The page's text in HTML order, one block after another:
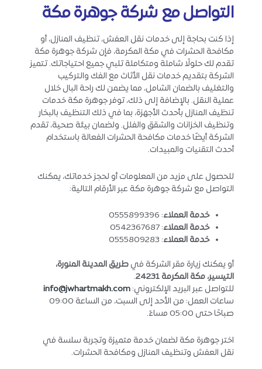
التواصل مع شركة جوهرة مكة
إذا كنت بحاجة إلى خدمات نقل العفش، تنظيف المنازل، أو
مكافحة الحشرات في مكة المكرمة، فإن شركة جوهرة مكة
تقدم لك حلولًا شاملة ومتكاملة تلبي جميع احتياجاتك. تتميز
الشركة بتقديم خدمات نقل الأثاث مع الفك والتركيب
والتغليف بالضمان الشامل، مما يضمن لك راحة البال خلال
عملية النقل. بالإضافة إلى ذلك، توفر جوهرة مكة خدمات
تنظيف المنازل بأحدث الأجهزة، بما في ذلك التنظيف بالبخار
وتنظيف الخزانات والشقق والفلل. ولضمان بيئة صحية، تقدم
الشركة أيضًا خدمات مكافحة الحشرات الفعالة باستخدام
أحدث التقنيات والمبيدات.
للحصول على مزيد من المعلومات أو لحجز خدماتك، يمكنك
التواصل مع شركة جوهرة مكة عبر الأرقام التالية:
خدمة العملاء: 0555899396
خدمة العملاء: 0542367687
خدمة العملاء: 0555809283
أو يمكنك زيارة مقر الشركة في طريق المدينة المنورة،
التيسير، مكة المكرمة 24231
.
للتواصل عبر البريد الإلكتروني:info@jwhartmakh.com
ساعات العمل: من الأحد إلى السبت، من الساعة 09:00
صباحًا حتى 05:00 مساءً.
اختر جوهرة مكة لضمان خدمة متميزة وتجربة سلسة في
نقل العفش وتنظيف المنازل ومكافحة الحشرات.